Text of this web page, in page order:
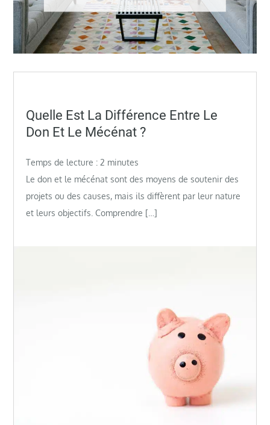
on
Quelle Est La Différence Entre Le
Don Et Le Mécénat ?
Temps de lecture :2 minutes
Le don et le mécénat sont des moyens de soutenir des
projets ou des causes, mais ils diffèrent par leur nature
et leurs objectifs. Comprendre […]